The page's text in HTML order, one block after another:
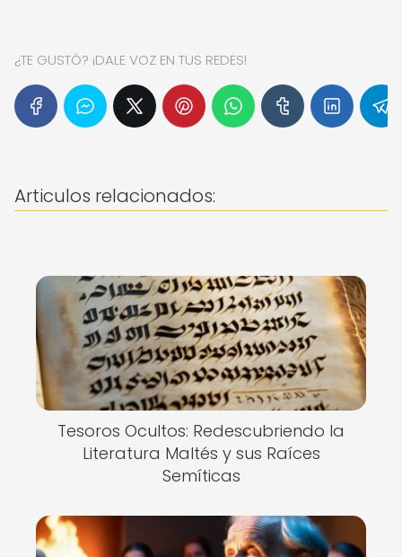
¿TE GUSTÓ? ¡DALE VOZ EN TUS REDES!
Articulos relacionados:
Tesoros Ocultos: Redescubriendo la
Literatura Maltés y sus Raíces
Semíticas